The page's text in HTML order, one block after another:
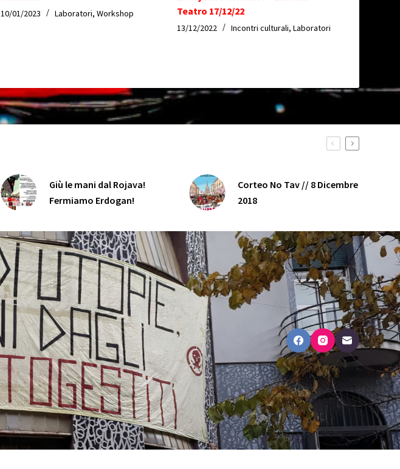
10/01/2023 Laboratori, Workshop
Teatro 17/12/22
13/12/2022 Incontri culturali, Laboratori
Giù le mani dal Rojava!
Fermiamo Erdogan!
Corteo No Tav // 8 Dicembre
2018